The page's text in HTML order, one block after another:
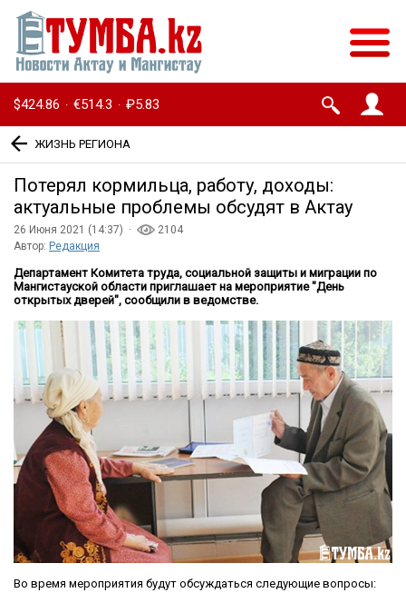
$424.86 · €514.3 · ₽5.83
ЖИЗНЬ РЕГИОНА
Потерял кормильца, работу, доходы:
актуальные проблемы обсудят в Актау
26 Июня 2021 (14:37) ·
2104
Автор: Редакция
Департамент Комитета труда, социальной защиты и миграции по
Мангистауской области приглашает на мероприятие "День
открытых дверей", сообщили в ведомстве.
Во время мероприятия будут обсуждаться следующие вопросы: